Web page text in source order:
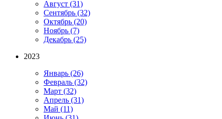
Август (31)
Сентябрь (32)
Октябрь (20)
Ноябрь (7)
Декабрь (25)
2023
Январь (26)
Февраль (32)
Март (32)
Апрель (31)
Май (11)